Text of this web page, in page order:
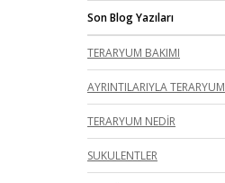
Son Blog Yazıları
TERARYUM BAKIMI
AYRINTILARIYLA TERARYUM
TERARYUM NEDİR
SUKULENTLER